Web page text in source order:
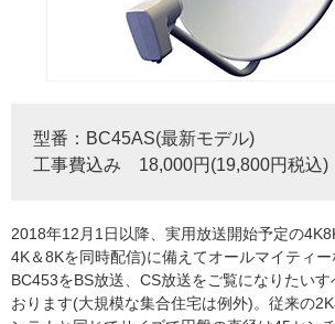
型番：BC45AS(最新モデル)
工事費込み 18,000円(19,800円税込)
2018年12月1日以降、実用放送開始予定の
4K＆8Kを同時配信)に備えてオールマイティ
BC453をBS放送、CS放送をご覧になりたい
おります(大規模な集合住宅は例外)。従来の